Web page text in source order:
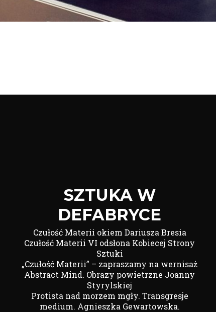
SZTUKA W
DEFABRYCE
Czułość Materii okiem Dariusza Bresia
Czułość Materii VI odsłona Kobiecej Strony
Sztuki
„Czułość Materii” – zapraszamy na wernisaż
Abstract Mind. Obrazy powietrzne Joanny
Styrylskiej
Protista nad morzem mgły. Transgresje
medium. Agnieszka Gewartowska.